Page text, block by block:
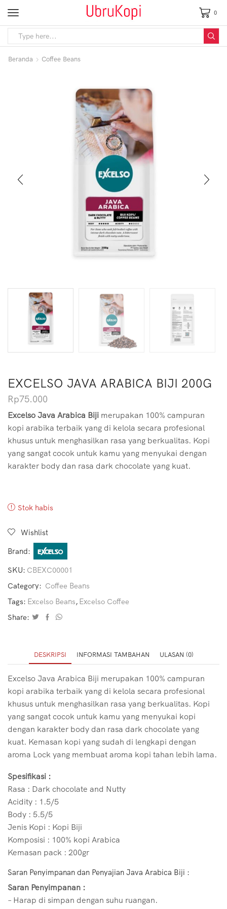
0
Beranda Coffee Beans
EXCELSO JAVA ARABICA BIJI 200G
Rp75.000
Excelso Java Arabica Biji merupakan 100% campuran
kopi arabika terbaik yang di kelola secara profesional
khusus untuk menghasilkan rasa yang berkualitas. Kopi
yang sangat cocok untuk kamu yang menyukai dengan
karakter body dan rasa dark chocolate yang kuat.
Stok habis
Wishlist
Brand:
SKU: CBEXC00001
Category: Coffee Beans
Tags: Excelso Beans, Excelso Coffee
Share:
DESKRIPSI INFORMASI TAMBAHAN ULASAN (0)
Excelso Java Arabica Biji merupakan 100% campuran
kopi arabika terbaik yang di kelola secara profesional
khusus untuk menghasilkan rasa yang berkualitas. Kopi
yang sangat cocok untuk kamu yang menyukai kopi
dengan karakter body dan rasa dark chocolate yang
kuat. Kemasan kopi yang sudah di lengkapi dengan
aroma Lock yang membuat aroma kopi tahan lebih lama.
Spesifikasi :
Rasa : Dark chocolate and Nutty
Acidity : 1.5/5
Body : 5.5/5
Jenis Kopi : Kopi Biji
Komposisi : 100% kopi Arabica
Kemasan pack : 200gr
Saran Penyimpanan dan Penyajian Java Arabica Biji :
Saran Penyimpanan :
– Harap di simpan dengan suhu ruangan.